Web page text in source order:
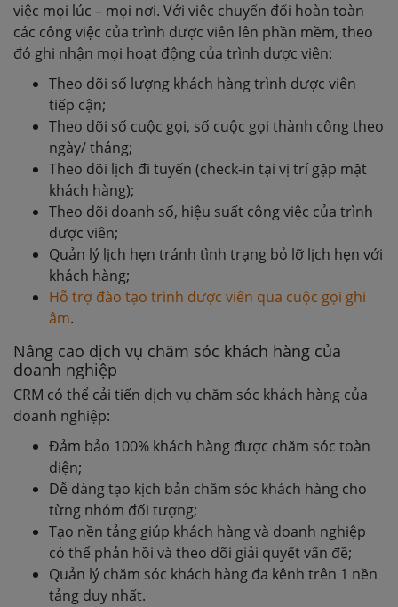
việc mọi lúc – mọi nơi. Với việc chuyển đổi hoàn toàn
các công việc của trình dược viên lên phần mềm, theo
đó ghi nhận mọi hoạt động của trình dược viên:
Theo dõi số lượng khách hàng trình dược viên
tiếp cận;
Theo dõi số cuộc gọi, số cuộc gọi thành công theo
ngày/ tháng;
Theo dõi lịch đi tuyến (check-in tại vị trí gặp mặt
khách hàng);
Theo dõi doanh số, hiệu suất công việc của trình
dược viên;
Quản lý lịch hẹn tránh tình trạng bỏ lỡ lịch hẹn với
khách hàng;
Hỗ trợ đào tạo trình dược viên qua cuộc gọi ghi
âm.
Nâng cao dịch vụ chăm sóc khách hàng của
doanh nghiệp
CRM có thể cải tiến dịch vụ chăm sóc khách hàng của
doanh nghiệp:
Đảm bảo 100% khách hàng được chăm sóc toàn
diện;
Dễ dàng tạo kịch bản chăm sóc khách hàng cho
từng nhóm đối tượng;
Tạo nền tảng giúp khách hàng và doanh nghiệp
có thể phản hồi và theo dõi giải quyết vấn đề;
Quản lý chăm sóc khách hàng đa kênh trên 1 nền
tảng duy nhất.